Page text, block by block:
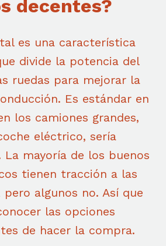
decentes?
es una característica
divide la potencia del
ruedas para mejorar la
Es estándar en
los camiones grandes,
eléctrico, sería
La mayoría de los buenos
tienen tracción a las
algunos no. Así que
las opciones
de hacer la compra.